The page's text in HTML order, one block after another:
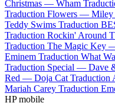
Christmas — Wham
Traduction Flowers — Miley
Teddy Swims Traduction
Traduction Rockin' Around
Traduction The Magic Key
Eminem Traduction What
Traduction Special — Dave
Red — Doja Cat Traduction
Mariah Carey Traduction
HP mobile